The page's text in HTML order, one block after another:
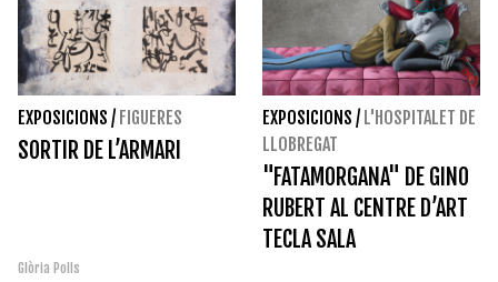
EXPOSICIONS / FIGUERES
SORTIR DE L’ARMARI
Glòria Polls
EXPOSICIONS / L'HOSPITALET DE
LLOBREGAT
"FATAMORGANA" DE GINO
RUBERT AL CENTRE D’ART
TECLA SALA